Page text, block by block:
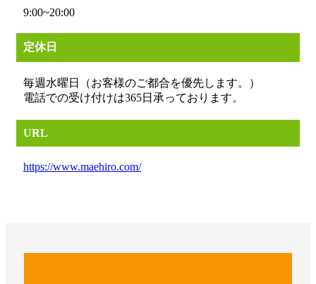
9:00~20:00
定休日
毎週水曜日（お客様のご都合を優先します。）
電話での受け付けは365日承っております。
URL
https://www.maehiro.com/